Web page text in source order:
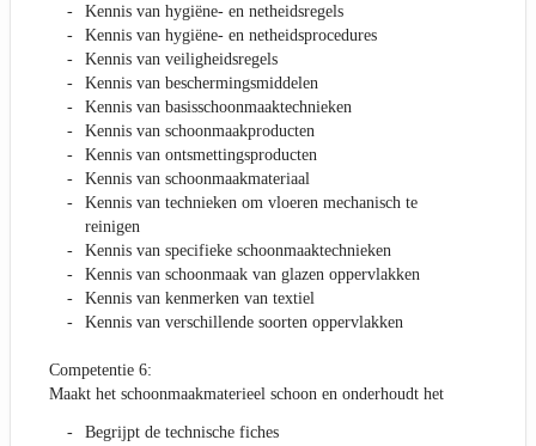
Kennis van hygiëne- en netheidsregels
Kennis van hygiëne- en netheidsprocedures
Kennis van veiligheidsregels
Kennis van beschermingsmiddelen
Kennis van basisschoonmaaktechnieken
Kennis van schoonmaakproducten
Kennis van ontsmettingsproducten
Kennis van schoonmaakmateriaal
Kennis van technieken om vloeren mechanisch te
reinigen
Kennis van specifieke schoonmaaktechnieken
Kennis van schoonmaak van glazen oppervlakken
Kennis van kenmerken van textiel
Kennis van verschillende soorten oppervlakken
Competentie 6:
Maakt het schoonmaakmaterieel schoon en onderhoudt het
Begrijpt de technische fiches